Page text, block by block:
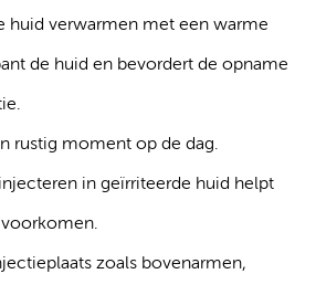
huid verwarmen met een warme
de huid en bevordert de opname
rustig moment op de dag.
in geïrriteerde huid helpt
zoals bovenarmen,